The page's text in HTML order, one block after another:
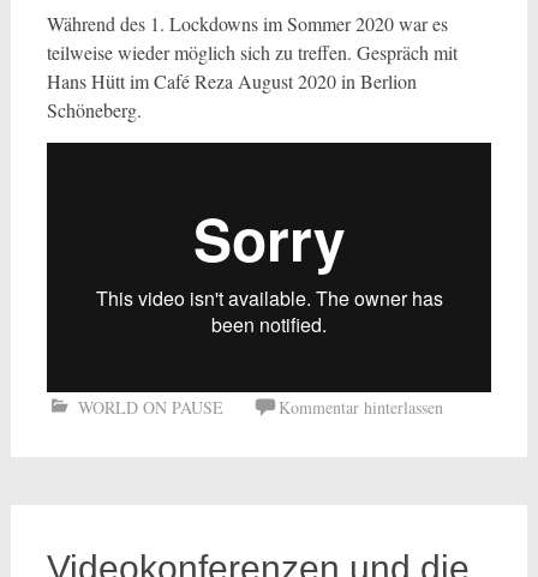
Während des 1. Lockdowns im Sommer 2020 war es
teilweise wieder möglich sich zu treffen. Gespräch mit
Hans Hütt im Café Reza August 2020 in Berlion
Schöneberg.
WORLD ON PAUSE Kommentar hinterlassen
Videokonferenzen und die